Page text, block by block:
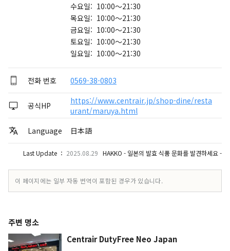
수요일: 10:00～21:30
목요일: 10:00～21:30
금요일: 10:00～21:30
토요일: 10:00～21:30
일요일: 10:00～21:30
전화 번호 0569-38-0803
공식HP
https://www.centrair.jp/shop-dine/resta
urant/maruya.html
Language
日本語
Last Update ： 2025.08.29 HAKKO - 일본의 발효 식품 문화를 발견하세요 -
이 페이지에는 일부 자동 번역이 포함된 경우가 있습니다.
주변 명소
Centrair DutyFree Neo Japan